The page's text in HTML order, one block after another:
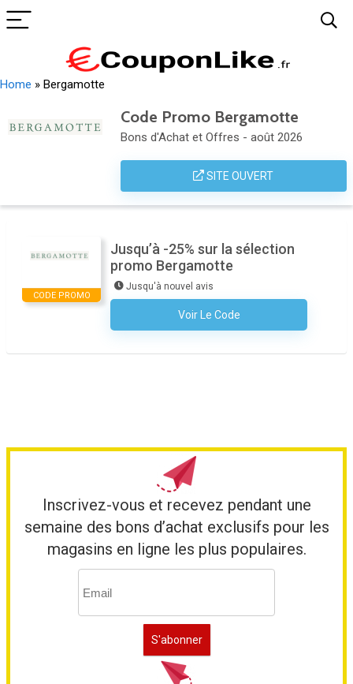
Home » Bergamotte
Code Promo Bergamotte
Bons d'Achat et Offres - août 2026
SITE OUVERT
CODE PROMO
Jusqu’à -25% sur la sélection
promo Bergamotte
Jusqu'à nouvel avis
Voir Le Code
Aucun Code N'est Nécessaire
Inscrivez-vous et recevez pendant une
semaine des bons d’achat exclusifs pour les
magasins en ligne les plus populaires.